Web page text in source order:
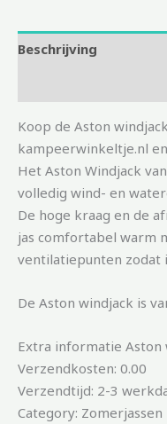
Beschrijving
Koop de Aston
kampeerwinkeltje.nl
Het Aston Windjack
volledig wind- en
De hoge kraag en de
jas comfortabel warm
ventilatiepunten zodat
De Aston windjack is
Extra informatie Aston
Verzendkosten: 0.00
Verzendtijd: 2-3
Category: Zomerjassen